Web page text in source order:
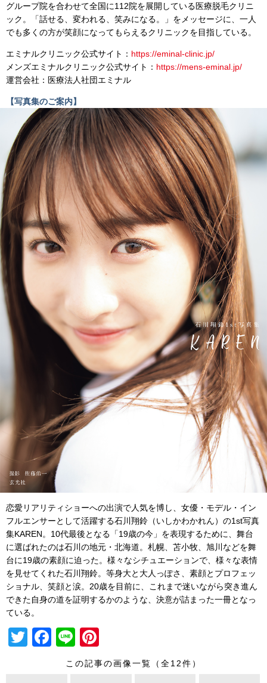
グループ院を合わせて全国に112院を展開している医療脱毛クリ ニ
ック。「話せる、変われる、笑みになる。」をメッセージに、一人
でも多 くの方が笑顔になってもらえるクリニックを目指している。
エミナルクリニック公式サイト： https://eminal-clinic.jp/
メンズエミナルクリニック公式サイト： https://mens-eminal.jp/
運営会社：医療法人社団エミナル
【写真集のご案内】
恋愛リアリティショーへの出演で人気を博し、女優・モデル・イン
フルエンサーとして活躍する石川翔鈴（いしかわかれん）の1st写真
集KAREN。10代最後となる「19歳の今」を表現するために、舞台
に選ばれたのは石川の地元・北海道。札幌、苫小牧、旭川などを舞
台に19歳の素顔に迫った。様々なシチュエーションで、様々な表情
を見せてくれた石川翔鈴。等身大と大人っぽさ、素顔とプロフェッ
ショナル、笑顔と涙。20歳を目前に、これまで迷いながら突き進ん
できた自身の道を証明するかのような、決意が詰まった一冊となっ
ている。
T
F
Li
n
nt
この記事の画像一覧（全12件）